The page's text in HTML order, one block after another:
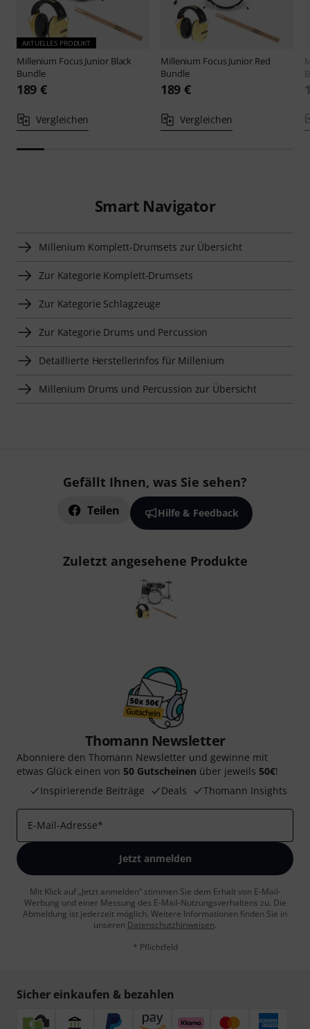
AKTUELLES PRODUKT
Millenium Focus Junior Black
Bundle
189 €
Vergleichen
Millenium Focus Junior Red
Bundle
189 €
Vergleichen
Smart Navigator
Millenium Komplett-Drumsets zur Übersicht
Zur Kategorie Komplett-Drumsets
Zur Kategorie Schlagzeuge
Zur Kategorie Drums und Percussion
Detaillierte Herstellerinfos für Millenium
Millenium Drums und Percussion zur Übersicht
Gefällt Ihnen, was Sie sehen?
Teilen Hilfe & Feedback
Zuletzt angesehene Produkte
Thomann Newsletter
Abonniere den Thomann Newsletter und gewinne mit
etwas Glück einen von 50 Gutscheinen über jeweils 50€!
Inspirierende Beiträge
Deals Thomann Insights
E-Mail-Adresse*
Jetzt anmelden
Mit Klick auf „Jetzt anmelden“ stimmen Sie dem Erhalt von E-Mail-
Werbung und einer Messung des E-Mail-Nutzungsverhaltens zu. Die
Abmeldung ist jederzeit möglich. Weitere Informationen finden Sie in
unseren Datenschutzhinweisen.
* Pflichtfeld
Sicher einkaufen & bezahlen